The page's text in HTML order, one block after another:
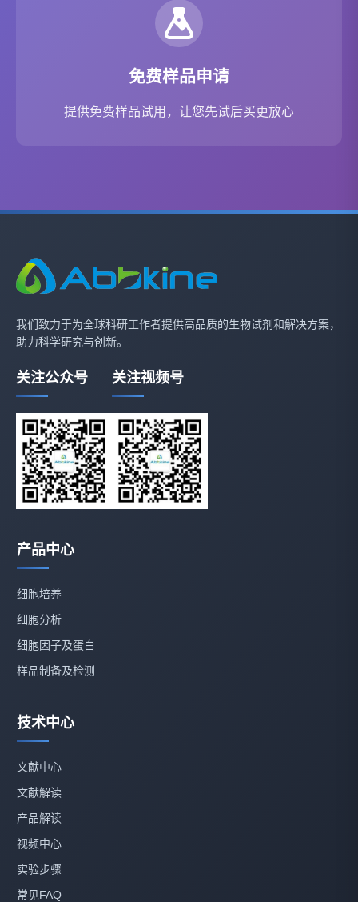
免费样品申请
提供免费样品试用，让您先试后买更放心
我们致力于为全球科研工作者提供高品质的生物试剂和解决方案，
助力科学研究与创新。
关注公众号 关注视频号
产品中心
细胞培养
细胞分析
细胞因子及蛋白
样品制备及检测
技术中心
文献中心
文献解读
产品解读
视频中心
实验步骤
常见FAQ